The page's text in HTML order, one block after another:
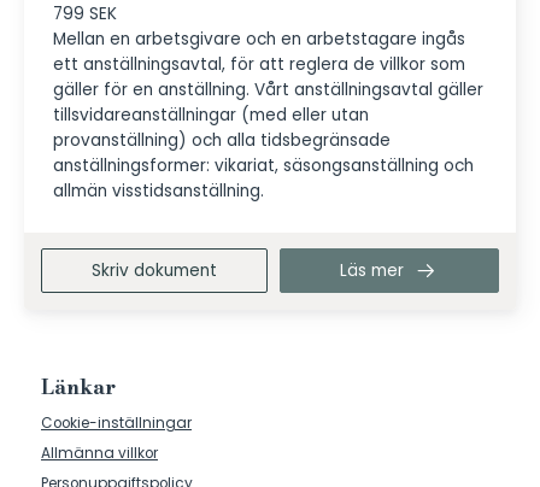
799 SEK
Mellan en arbetsgivare och en arbetstagare ingås
ett anställningsavtal, för att reglera de villkor som
gäller för en anställning. Vårt anställningsavtal gäller
tillsvidareanställningar (med eller utan
provanställning) och alla tidsbegränsade
anställningsformer: vikariat, säsongsanställning och
allmän visstidsanställning.
Skriv dokument Läs mer
Länkar
Cookie-inställningar
Allmänna villkor
Personuppgiftspolicy